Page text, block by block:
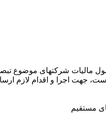
جهت اجرا و اقدام لازم